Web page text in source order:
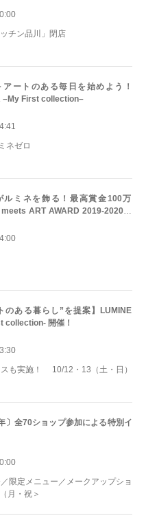
チン品川」閉店
アートのある毎日を始めよう！
–My First collection–
ネゼロ
ルミネを飾る！最高賞金100万
ART AWARD 2019-2020」
のある暮らし”を提案】LUMINE
collection- 開催！
も実施！ 10/12・13（土・日）
〕全70ショップ参加による特別イ
限定メニュー／メークアップショ
月・祝＞